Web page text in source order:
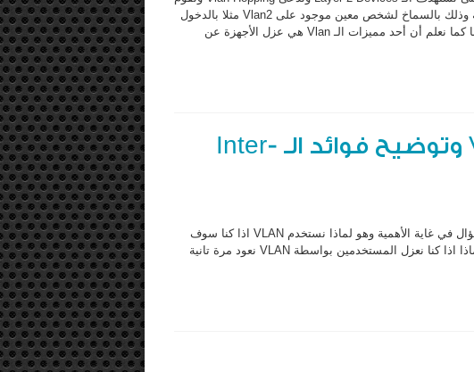
فكرة هذا الهجوم باختراق قواعد الـ Vlan على الشبكة وذلك بالسماخ لشخص معين موجود على Vlan2 مثلا بالدخول
على Vlan 3 والأتصال بكل الأجهزة الموجودة هناك لأننا كما نعلم أن أحد مميزات الـ Vlan هي عزل الأجهزة عن
درس عملي حول الـVlan وتوضيح فوائد الـ Inter-
من فترة ليست ببعيدة سألني أحد الأعضاء الأفاضل سؤال في غاية الأهمية وهو لماذا نستخدم VLAN اذا كنا سوف
نربطها بواسطة Inter-Vlan او الروترات بمعنى آخر لماذا اذا كنا نعزل المستخدمين بواسطة VLAN نعود مرة تانية